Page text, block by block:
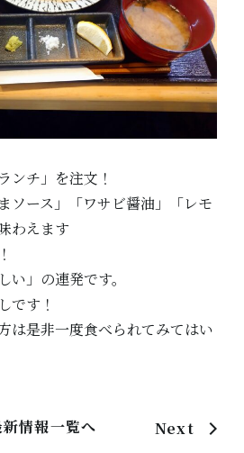
ンチ」を注文！
ソース」「ワサビ醤油」「レモ
わえます
い」の連発です。
です！
は是非一度食べられてみてはい
Next
情報一覧へ